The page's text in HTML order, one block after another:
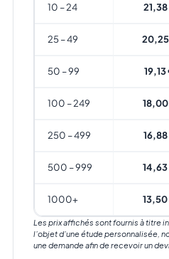
10 – 24
25 – 49
50 – 99 19,13
100 – 249
250 – 499
500 – 999
1000+
Les prix affichés sont fournis à titre
l’objet d’une étude personnalisée,
une demande afin de recevoir un